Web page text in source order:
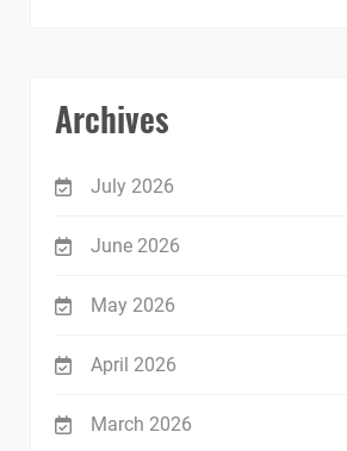
Archives
July 2026
June 2026
May 2026
April 2026
March 2026